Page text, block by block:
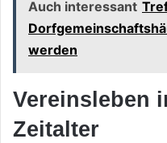
Auch interessant
werden
Vereinsleben
Zeitalter